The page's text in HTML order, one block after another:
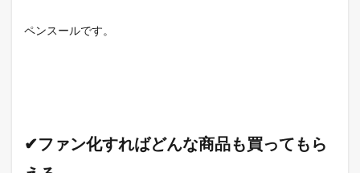
ペンスールです。
✔ファン化すればどんな商品も買ってもら